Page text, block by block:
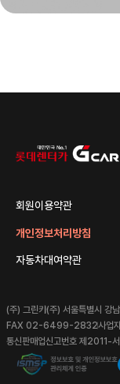
회원이용약관
개인정보처리방침
자동차대여약관
(주) 그린카 (주) 서울특별시 강
FAX 02-6499-2832사업
통신판매업신고번호 제2011-